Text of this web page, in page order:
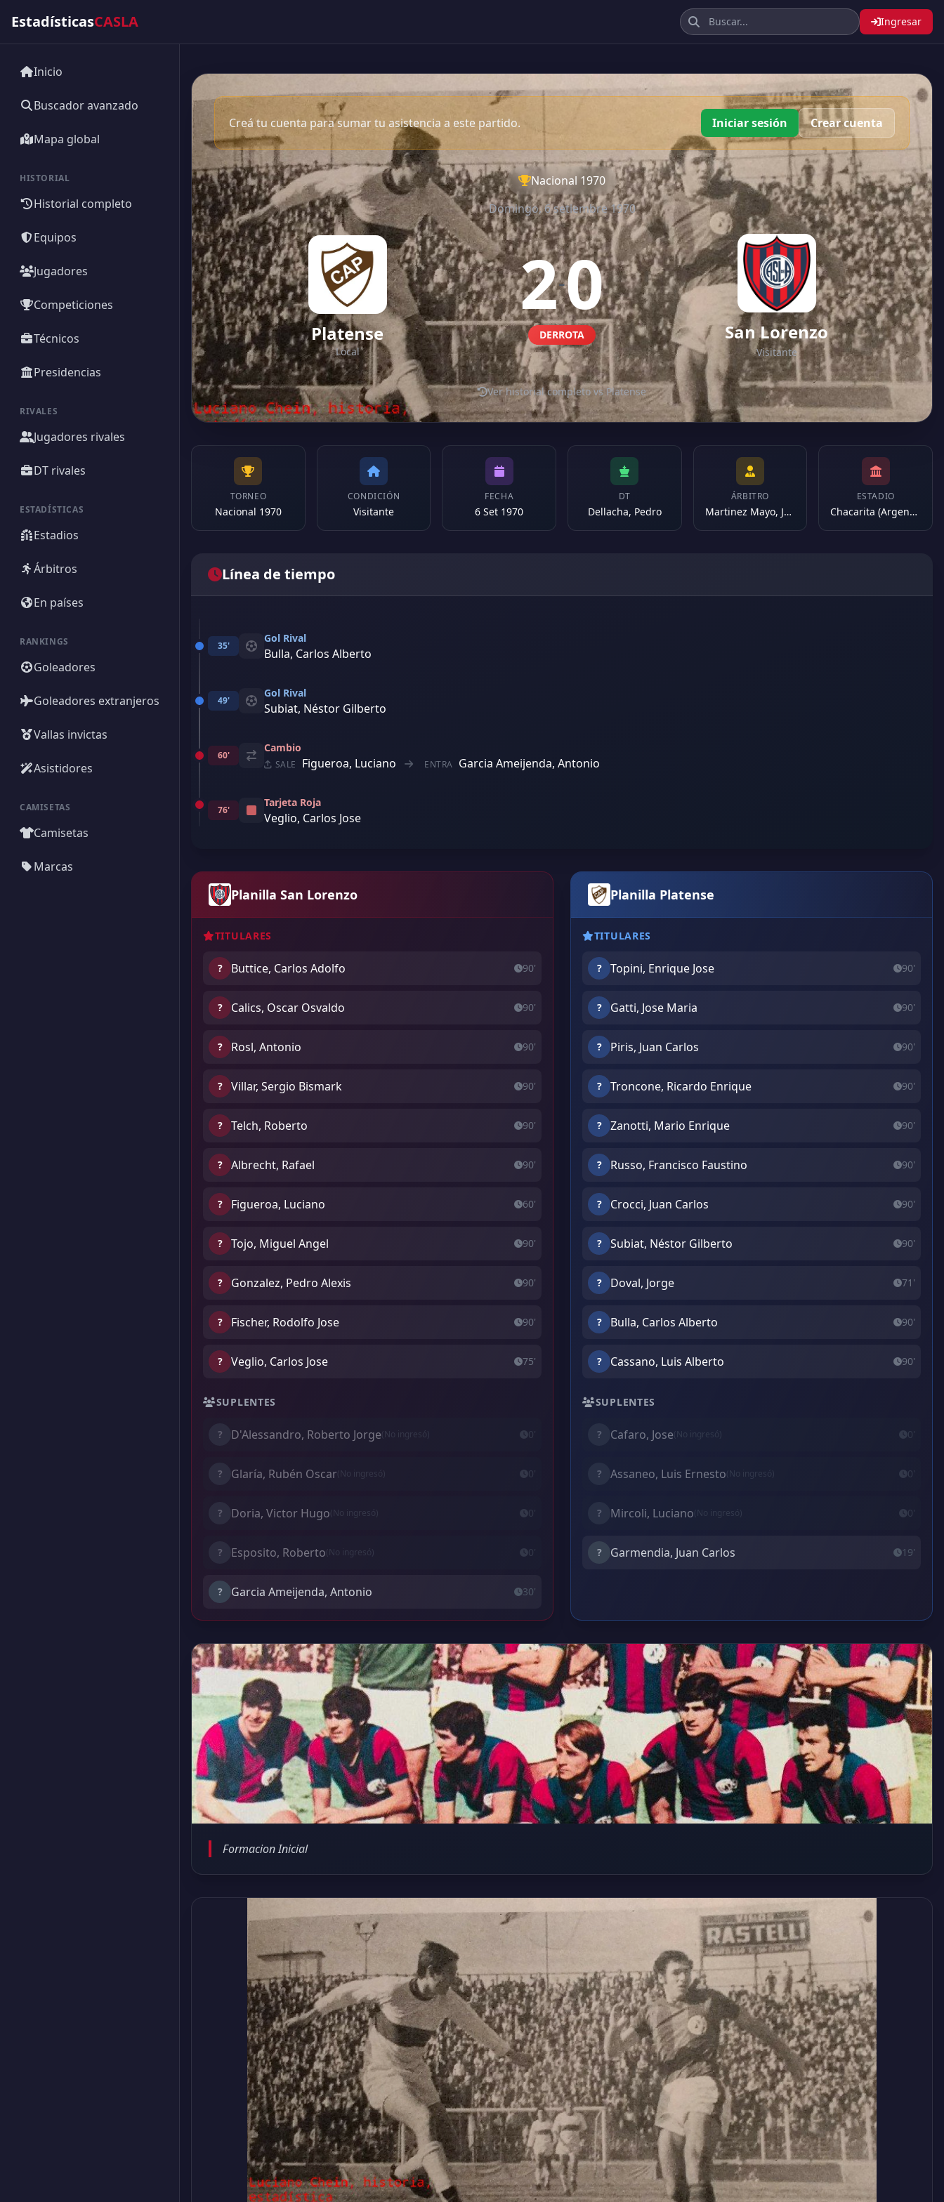
EstadísticasCASLA Ingresar
Inicio
Buscador avanzado
Mapa global
HISTORIAL
Historial completo
Equipos
Jugadores
Competiciones
Técnicos
Presidencias
RIVALES
Jugadores rivales
DT rivales
ESTADÍSTICAS
Estadios
Árbitros
En países
RANKINGS
Goleadores
Goleadores extranjeros
Vallas invictas
Asistidores
CAMISETAS
Camisetas
Marcas
Creá tu cuenta para sumar tu asistencia a este partido. Iniciar sesión Crear cuenta
Nacional 1970
Domingo, 6 setiembre 1970
Platense
Local
2-0
DERROTA San Lorenzo
Visitante
Ver historial completo vs Platense
TORNEO
Nacional 1970
CONDICIÓN
Visitante
FECHA
6 Set 1970
DT
Dellacha, Pedro
ÁRBITRO
Martinez Mayo, Jorge
ESTADIO
Chacarita (Argentina)
Línea de tiempo
35'
Gol Rival
Bulla, Carlos Alberto
49'
Gol Rival
Subiat, Néstor Gilberto
60'
Cambio
SALE Figueroa, Luciano ENTRA Garcia Ameijenda, Antonio
76'
Tarjeta Roja
Veglio, Carlos Jose
Planilla San Lorenzo
TITULARES
? Buttice, Carlos Adolfo 90'
? Calics, Oscar Osvaldo 90'
? Rosl, Antonio 90'
? Villar, Sergio Bismark 90'
? Telch, Roberto 90'
? Albrecht, Rafael 90'
? Figueroa, Luciano 60'
? Tojo, Miguel Angel 90'
? Gonzalez, Pedro Alexis 90'
? Fischer, Rodolfo Jose 90'
? Veglio, Carlos Jose 75'
SUPLENTES
? D'Alessandro, Roberto Jorge(No ingresó) 0'
? Glaría, Rubén Oscar(No ingresó) 0'
? Doria, Victor Hugo(No ingresó) 0'
? Esposito, Roberto(No ingresó) 0'
? Garcia Ameijenda, Antonio 30'
Planilla Platense
TITULARES
? Topini, Enrique Jose 90'
? Gatti, Jose Maria 90'
? Piris, Juan Carlos 90'
? Troncone, Ricardo Enrique 90'
? Zanotti, Mario Enrique 90'
? Russo, Francisco Faustino 90'
? Crocci, Juan Carlos 90'
? Subiat, Néstor Gilberto 90'
? Doval, Jorge 71'
? Bulla, Carlos Alberto 90'
? Cassano, Luis Alberto 90'
SUPLENTES
? Cafaro, Jose(No ingresó) 0'
? Assaneo, Luis Ernesto(No ingresó) 0'
? Mircoli, Luciano(No ingresó) 0'
? Garmendia, Juan Carlos 19'
Formacion Inicial